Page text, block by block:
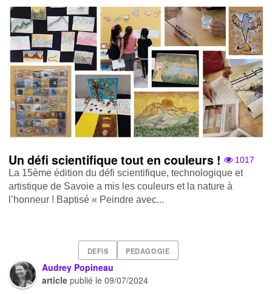
1017
Un défi scientifique tout en couleurs !
La 15ème édition du défi scientifique, technologique et
artistique de Savoie a mis les couleurs et la nature à
l’honneur ! Baptisé « Peindre avec...
DEFIS PEDAGOGIE
Audrey Popineau
article publié le09/07/2024